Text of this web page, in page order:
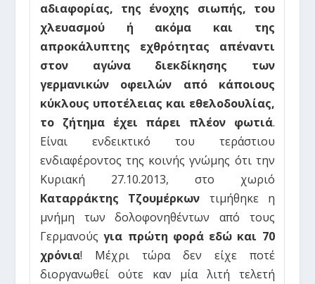
αδιαφορίας, της ένοχης σιωπής, του
χλευασμού ή ακόμα και της
απροκάλυπτης εχθρότητας απέναντι
στον αγώνα διεκδίκησης των
γερμανικών οφειλών από κάποιους
κύκλους υποτέλειας και εθελοδουλίας,
το ζήτημα έχει πάρει πλέον φωτιά.
Είναι ενδεικτικό του τεράστιου
ενδιαφέροντος της κοινής γνώμης ότι την
Κυριακή 27.10.2013, στο χωριό
Καταρράκτης Τζουμέρκων τιμήθηκε η
μνήμη των δολοφονηθέντων από τους
Γερμανούςγια πρώτη φορά εδώ και 70
χρόνια! Μέχρι τώρα δεν είχε ποτέ
διοργανωθεί ούτε καν μία λιτή τελετή